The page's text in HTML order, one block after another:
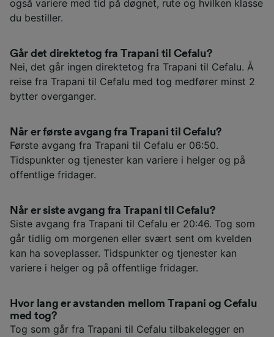
også variere med tid på døgnet, rute og hvilken klasse
du bestiller.
Går det direktetog fra Trapani til Cefalu?
Nei, det går ingen direktetog fra Trapani til Cefalu. Å
reise fra Trapani til Cefalu med tog medfører minst 2
bytter overganger.
Når er første avgang fra Trapani til Cefalu?
Første avgang fra Trapani til Cefalu er 06:50.
Tidspunkter og tjenester kan variere i helger og på
offentlige fridager.
Når er siste avgang fra Trapani til Cefalu?
Siste avgang fra Trapani til Cefalu er 20:46. Tog som
går tidlig om morgenen eller svært sent om kvelden
kan ha soveplasser. Tidspunkter og tjenester kan
variere i helger og på offentlige fridager.
Hvor lang er avstanden mellom Trapani og Cefalu
med tog?
Tog som går fra Trapani til Cefalu tilbakelegger en